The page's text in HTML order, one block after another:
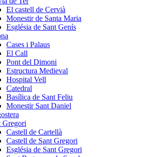
El castell de Cervià
Monestir de Santa Maria
Església de Sant Genís
Cases i Palaus
El Call
Pont del Dimoni
Estructura Medieval
Hospital Vell
Catedral
Basílica de Sant Feliu
Monestir Sant Daniel
Gregori
Castell de Cartellà
Castell de Sant Gregori
Església de Sant Gregori